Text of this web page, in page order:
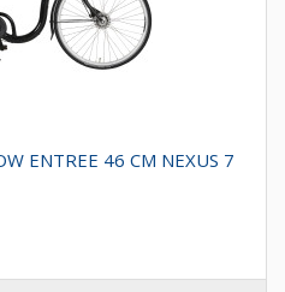
ENTREE 46 CM NEXUS 7